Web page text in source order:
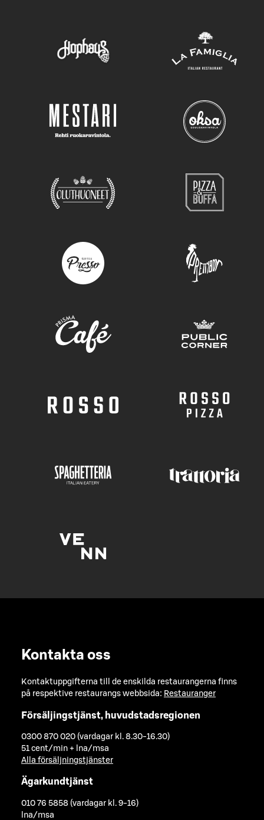
Kontakta oss
Kontaktuppgifterna till de enskilda restaurangerna finns
på respektive restaurangs webbsida: Restauranger
Försäljingstjänst, huvudstadsregionen
0300 870 020 (vardagar kl. 8.30-16.30)
51 cent/min + lna/msa
Alla försäljningstjänster
Ägarkundtjänst
010 76 5858 (vardagar kl. 9-16)
lna/msa